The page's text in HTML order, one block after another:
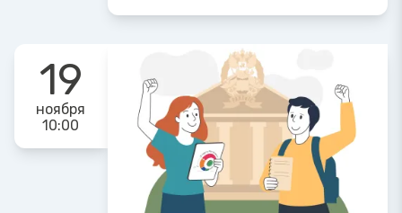
19
ноября
10:00